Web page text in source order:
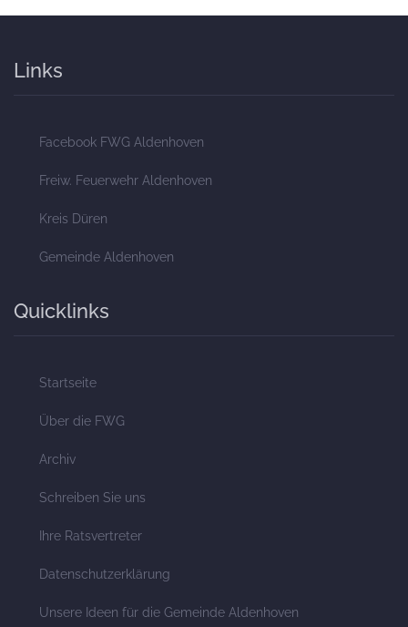
Links
Facebook FWG Aldenhoven
Freiw. Feuerwehr Aldenhoven
Kreis Düren
Gemeinde Aldenhoven
Quicklinks
Startseite
Über die FWG
Archiv
Schreiben Sie uns
Ihre Ratsvertreter
Datenschutzerklärung
Unsere Ideen für die Gemeinde Aldenhoven